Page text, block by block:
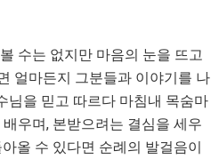
수는 없지만 마음의 눈을 뜨고
얼마든지 그분들과 이야기를 나
님을 믿고 따르다 마침내 목숨마
우며, 본받으려는 결심을 세우
올 수 있다면 순례의 발걸음이